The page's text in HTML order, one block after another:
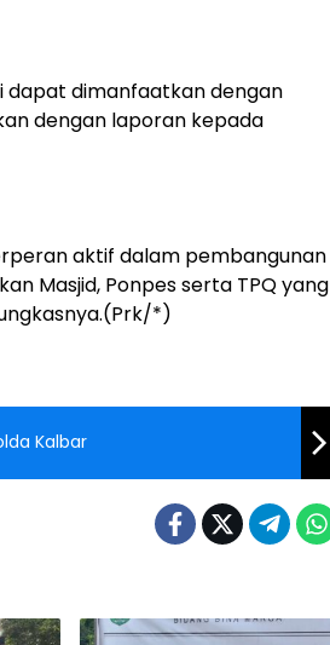
dapat dimanfaatkan dengan
dengan laporan kepada
aktif dalam pembangunan
Masjid, Ponpes serta TPQ yang
*)
Kalbar